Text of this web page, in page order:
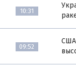
10:31
09:52
США